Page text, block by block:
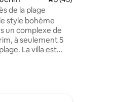
de la plage
style bohème
un complexe de
à seulement 5
La villa est
avec des
idéal pour les